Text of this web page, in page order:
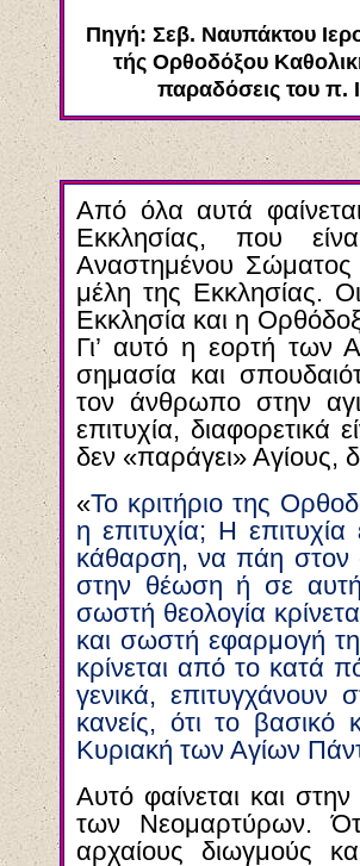
Πηγή: Σεβ. Ναυπάκτου
τής Ορθοδόξου
παραδόσεις του π.
Από όλα αυτά
Εκκλησίας, που
Αναστημένου Σώματος
μέλη της Εκκλησίας.
Εκκλησία και η
Γι’ αυτό η εορτή των
σημασία και
τον άνθρωπο στην
επιτυχία, διαφορετικά
δεν «παράγει» Αγίους,
«Το κριτήριο της
η επιτυχία; Η
κάθαρση, να πάη στον
στην θέωση ή σε
σωστή θεολογία
και σωστή εφαρμογή
κρίνεται από το κατά
γενικά,
κανείς, ότι το βασικό
Κυριακή των Αγίων
Αυτό φαίνεται και
των Νεομαρτύρων.
αρχαίους διωγμούς